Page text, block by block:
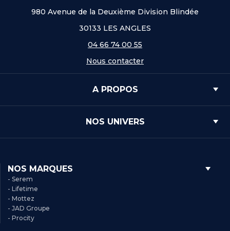
980 Avenue de la Deuxième Division Blindée
30133 LES ANGLES
04 66 74 00 55
Nous contacter
A PROPOS
NOS UNIVERS
NOS MARQUES
- Serem
- Lifetime
- Mottez
- JAD Groupe
- Procity